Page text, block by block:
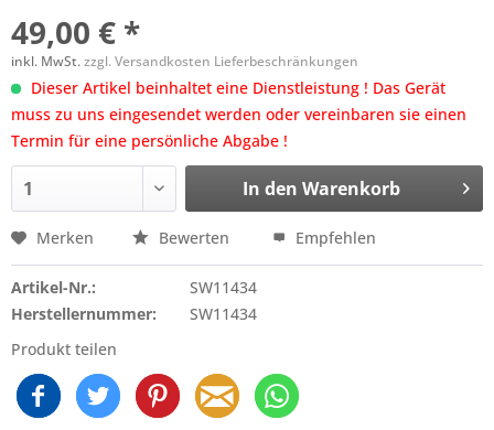
49,00 € *
inkl. MwSt.zzgl. Versandkosten Lieferbeschränkungen
Dieser Artikel beinhaltet eine Dienstleistung ! Das Gerät
muss zu uns eingesendet werden oder vereinbaren sie einen
Termin für eine persönliche Abgabe !
In den Warenkorb
Merken Bewerten Empfehlen
Artikel-Nr.:
SW11434
Herstellernummer:
SW11434
Produkt teilen